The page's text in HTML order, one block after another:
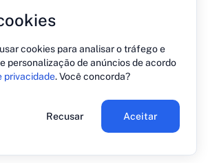
cookies para analisar o tráfego e
personalização de anúncios de acordo
privacidade. Você concorda?
Recusar Aceitar
Contato
Todos os direitos reservados